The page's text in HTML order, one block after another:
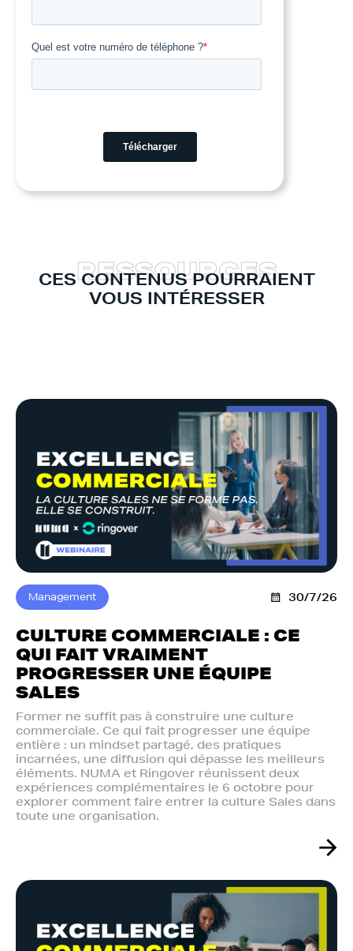
CES CONTENUS POURRAIENT
VOUS INTÉRESSER
RESSOURCES
Management 30/7/26
CULTURE COMMERCIALE : CE
QUI FAIT VRAIMENT
PROGRESSER UNE ÉQUIPE
SALES
Former ne suffit pas à construire une culture
commerciale. Ce qui fait progresser une équipe
entière : un mindset partagé, des pratiques
incarnées, une diffusion qui dépasse les meilleurs
éléments. NUMA et Ringover réunissent deux
expériences complémentaires le 6 octobre pour
explorer comment faire entrer la culture Sales dans
toute une organisation.